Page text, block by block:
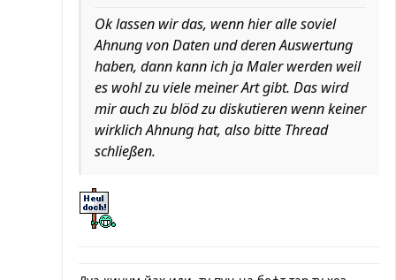
Ok lassen wir das, wenn hier alle soviel
Ahnung von Daten und deren Auswertung
haben, dann kann ich ja Maler werden weil
es wohl zu viele meiner Art gibt. Das wird
mir auch zu blöd zu diskutieren wenn keiner
wirklich Ahnung hat, also bitte Thread
schließen.